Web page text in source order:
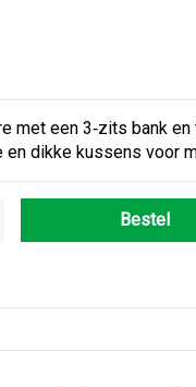
met een 3‑zits bank
en dikke kussens voor